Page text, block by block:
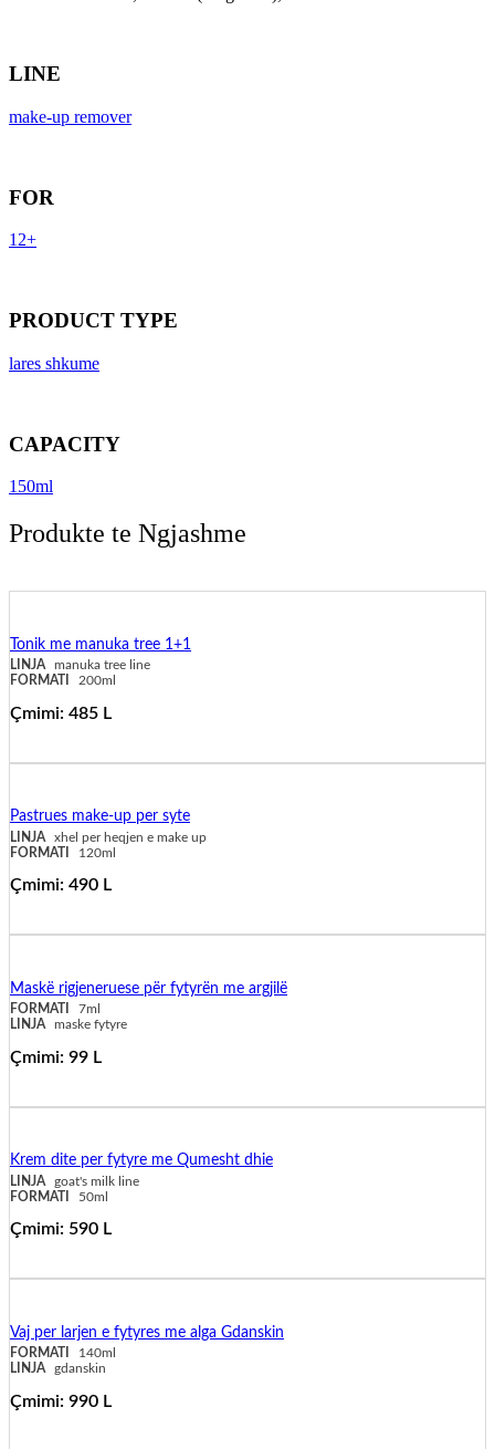
LINE
make-up remover
FOR
12+
PRODUCT TYPE
lares shkume
CAPACITY
150ml
Produkte te Ngjashme
Tonik me manuka tree 1+1
LINJA
manuka tree line
FORMATI
200ml
Çmimi: 485 L
Pastrues make-up per syte
LINJA
xhel per heqjen e make up
FORMATI
120ml
Çmimi: 490 L
Maskë rigjeneruese për fytyrën me argjilë
FORMATI
7ml
LINJA
maske fytyre
Çmimi: 99 L
Krem dite per fytyre me Qumesht dhie
LINJA
goat's milk line
FORMATI
50ml
Çmimi: 590 L
Vaj per larjen e fytyres me alga Gdanskin
FORMATI
140ml
LINJA
gdanskin
Çmimi: 990 L